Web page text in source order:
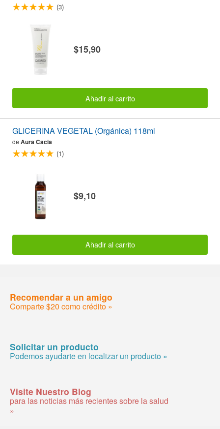
(3)
$15,90
Añadir al carrito
GLICERINA VEGETAL (Orgánica) 118ml
de Aura Cacia
(1)
$9,10
Añadir al carrito
Recomendar a un amigo
Comparte $20 como crédito »
Solicitar un producto
Podemos ayudarte en localizar un producto »
Visite Nuestro Blog
para las noticias más recientes sobre la salud
»